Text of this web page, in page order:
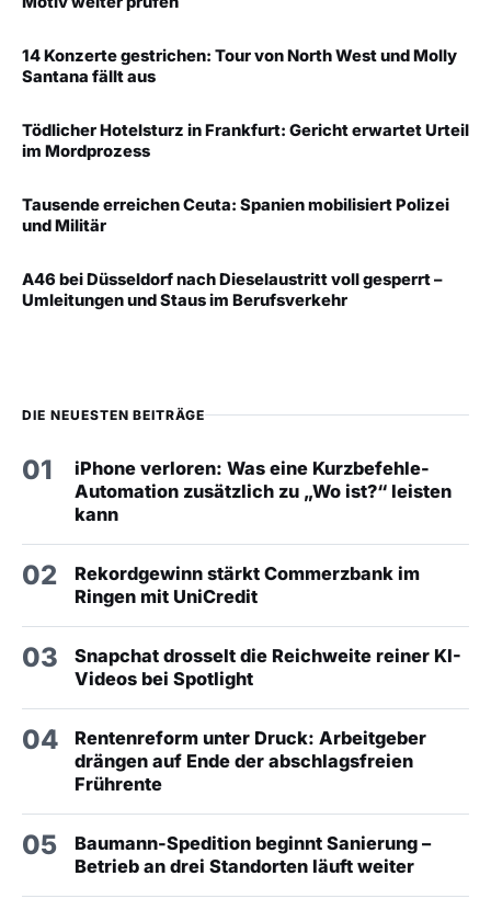
14 Konzerte gestrichen: Tour von North West und Molly
Santana fällt aus
Tödlicher Hotelsturz in Frankfurt: Gericht erwartet Urteil
im Mordprozess
Tausende erreichen Ceuta: Spanien mobilisiert Polizei
und Militär
A46 bei Düsseldorf nach Dieselaustritt voll gesperrt –
Umleitungen und Staus im Berufsverkehr
DIE NEUESTEN BEITRÄGE
01
iPhone verloren: Was eine Kurzbefehle-
Automation zusätzlich zu „Wo ist?“ leisten
kann
02
Rekordgewinn stärkt Commerzbank im
Ringen mit UniCredit
03
Snapchat drosselt die Reichweite reiner KI-
Videos bei Spotlight
04
Rentenreform unter Druck: Arbeitgeber
drängen auf Ende der abschlagsfreien
Frührente
05
Baumann-Spedition beginnt Sanierung –
Betrieb an drei Standorten läuft weiter